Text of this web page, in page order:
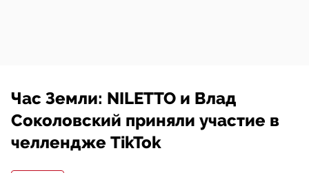
Час Земли: NILETTO и Влад
Соколовский приняли участие в
челлендже TikTok